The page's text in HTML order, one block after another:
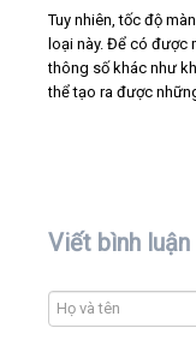
Tuy nhiên, tốc độ
loại này. Để có được
thông số khác như
thể tạo ra được
Viết bình luận